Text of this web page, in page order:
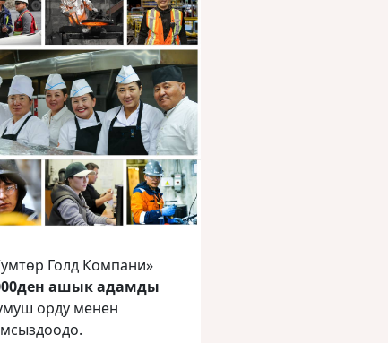
Голд Компани»
ашык адамды
орду менен